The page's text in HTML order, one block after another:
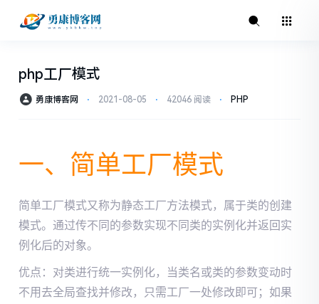
php工厂模式
勇康博客网 ⋅ 2021-08-05 ⋅ 42046 阅读 ⋅ PHP
一、简单工厂模式
简单工厂模式又称为静态工厂方法模式，属于类的创建
模式。通过传不同的参数实现不同类的实例化并返回实
例化后的对象。
优点：对类进行统一实例化，当类名或类的参数变动时
不用去全局查找并修改，只需工厂一处修改即可；如果